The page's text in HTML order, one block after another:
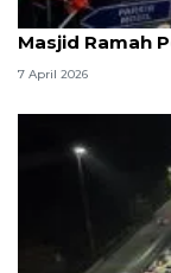
Kemenag: 3,5
Masjid Ramah
7 April 2026